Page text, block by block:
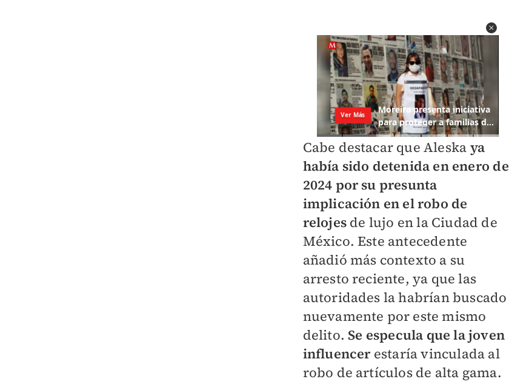
Cabe destacar que Aleska ya
había sido detenida en enero de
2024 por su presunta
implicación en el robo de
relojesde lujo en la Ciudad de
México. Este antecedente
añadió más contexto a su
arresto reciente, ya que las
autoridades la habrían buscado
nuevamente por este mismo
delito. Se especula que la joven
influencer estaría vinculada al
robo de artículos de alta gama.